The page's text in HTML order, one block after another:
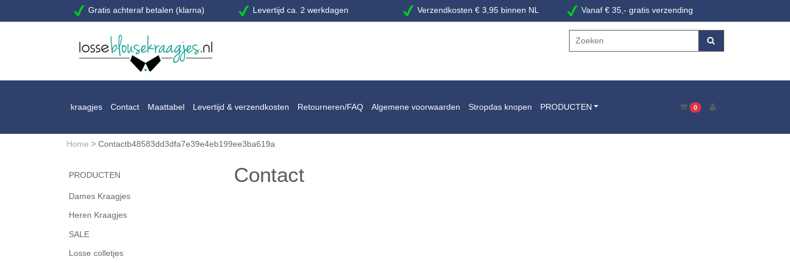
Gratis achteraf betalen (klarna) Levertijd ca. 2 werkdagen Verzendkosten € 3,95 binnen NL Vanaf € 35,- gratis verzending
kraagjes Contact Maattabel Levertijd & verzendkosten Retourneren/FAQ Algemene voorwaarden Stropdas knopen PRODUCTEN 0
Home > Contactb48583dd3dfa7e39e4eb199ee3ba619a
PRODUCTEN
Dames Kraagjes
Heren Kraagjes
SALE
Losse colletjes
Contact